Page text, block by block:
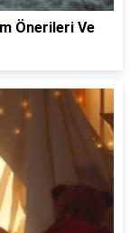
Önerileri Ve